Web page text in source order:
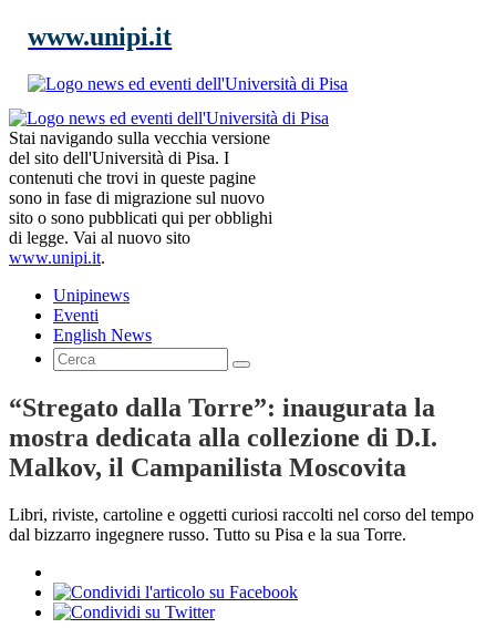
www.unipi.it
Stai navigando sulla vecchia versione
del sito dell'Università di Pisa. I
contenuti che trovi in queste pagine
sono in fase di migrazione sul nuovo
sito o sono pubblicati qui per obblighi
di legge. Vai al nuovo sito
www.unipi.it.
Unipinews
Eventi
English News
“Stregato dalla Torre”: inaugurata la
mostra dedicata alla collezione di D.I.
Malkov, il Campanilista Moscovita
Libri, riviste, cartoline e oggetti curiosi raccolti nel corso del tempo
dal bizzarro ingegnere russo. Tutto su Pisa e la sua Torre.